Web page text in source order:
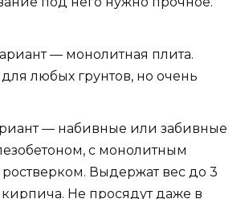
— монолитная плита.
любых грунтов, но очень
— набивные или забивные
с монолитным
Выдержат вес до 3
Не просядут даже в